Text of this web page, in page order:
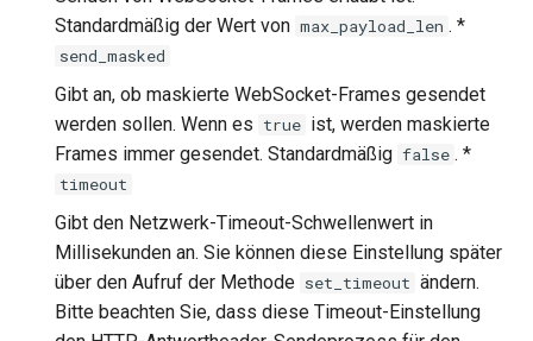
log-zmq
loop-detect
lua-upstream
markdown
Standardmäßig der Wert von max_payload_len . *
send_masked
Gibt an, ob maskierte WebSocket-Frames gesendet
werden sollen. Wenn es true ist, werden maskierte
Frames immer gesendet. Standardmäßig false . *
timeout
Gibt den Netzwerk-Timeout-Schwellenwert in
Millisekunden an. Sie können diese Einstellung später
über den Aufruf der Methode set_timeout ändern.
Bitte beachten Sie, dass diese Timeout-Einstellung